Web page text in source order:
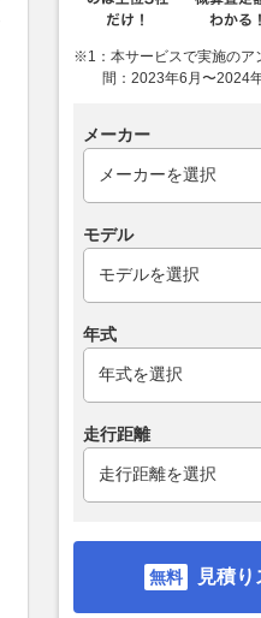
2026年は大開発戦争の1年
に！ まだまだ誰が勝つか分か
らない……マクラーレン「最速
※1：本サービスで実施のア
間：2023年6月〜2024年
メーカー
モデル
年式
走行距離
見積り